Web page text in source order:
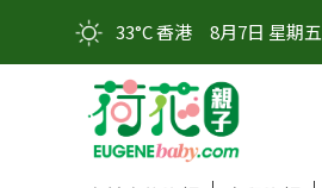
33°C 香港 8月7日 星期五